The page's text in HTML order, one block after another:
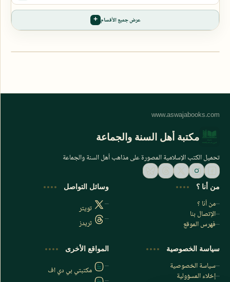
عرض جميع الأقسام
اشترك الآن
اشترك في قناتنا على تليجرام
مكتبة أهل السنة والجماعة
تحميل الكتب الإسلامية المصورة على مذاهب أهل السنة والجماعة
من أنا ؟
من أنا ؟
الإتصال بنا
فهرس الموقع
وسائل التواصل
تويتر
ثريدز
سياسة الخصوصية
سياسة الخصوصية
إخلاء المسؤولية
المواقع الأخرى
مكتبتي بي دي اف